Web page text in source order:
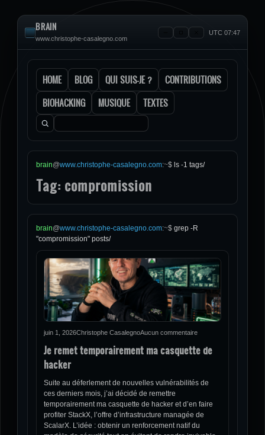
BRAIN
www.christophe-casalegno.com
UTC 07:47
HOME BLOG QUI SUIS-JE ?
CONTRIBUTIONS
BIOHACKING
MUSIQUE TEXTES
Rechercher :
brain@www.christophe-casalegno.com:~$ ls -1 tags/
Tag: compromission
brain@www.christophe-casalegno.com:~$ grep -R
"compromission" posts/
juin 1, 2026Christophe CasalegnoAucun commentaire
Je remet temporairement ma casquette de
hacker
Suite au déferlement de nouvelles vulnérabilités de
ces derniers mois, j’ai décidé de remettre
temporairement ma casquette de hacker et d’en faire
profiter StackX, l’offre d’infrastructure managée de
ScalarX. L’idée : obtenir un renforcement natif du